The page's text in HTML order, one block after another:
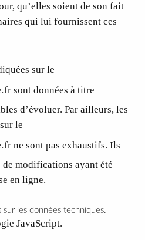
qu’elles soient de son fait
qui lui fournissent ces
sur le
sont données à titre
d’évoluer. Par ailleurs, les
le
ne sont pas exhaustifs. Ils
de modifications ayant été
en ligne.
les données techniques.
JavaScript.